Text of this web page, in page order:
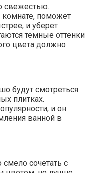
свежестью.
поможет
и уберет
темные оттенки
цвета должно
будут смотреться
плитках.
и он
ванной в
сочетать с